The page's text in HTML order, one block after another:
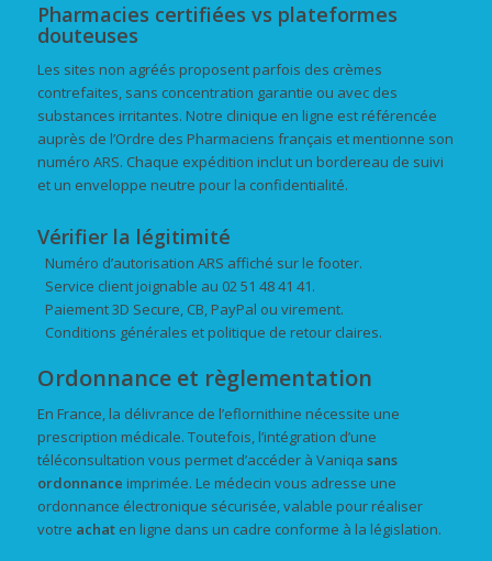
Pharmacies certifiées vs plateformes
douteuses
Les sites non agréés proposent parfois des crèmes
contrefaites, sans concentration garantie ou avec des
substances irritantes. Notre clinique en ligne est référencée
auprès de l’Ordre des Pharmaciens français et mentionne son
numéro ARS. Chaque expédition inclut un bordereau de suivi
et un enveloppe neutre pour la confidentialité.
Vérifier la légitimité
Numéro d’autorisation ARS affiché sur le footer.
Service client joignable au 02 51 48 41 41.
Paiement 3D Secure, CB, PayPal ou virement.
Conditions générales et politique de retour claires.
Ordonnance et règlementation
En France, la délivrance de l’eflornithine nécessite une
prescription médicale. Toutefois, l’intégration d’une
téléconsultation vous permet d’accéder à Vaniqa sans
ordonnance imprimée. Le médecin vous adresse une
ordonnance électronique sécurisée, valable pour réaliser
votre achaten ligne dans un cadre conforme à la législation.